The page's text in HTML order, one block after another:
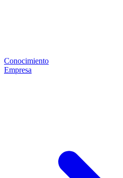
Conocimiento
Empresa